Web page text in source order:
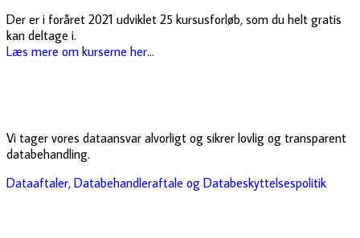
Der er i foråret 2021 udviklet 25 kursusforløb, som du helt gratis
kan deltage i.
Læs mere om kurserne her…
Vi tager vores dataansvar alvorligt og sikrer lovlig og transparent
databehandling.
Dataaftaler, Databehandleraftale og Databeskyttelsespolitik